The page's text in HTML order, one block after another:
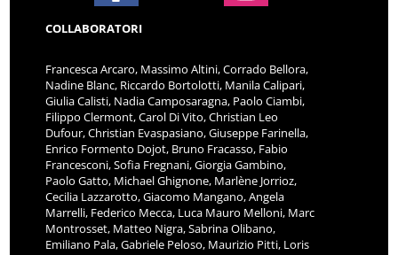
COLLABORATORI
Francesca Arcaro, Massimo Altini, Corrado Bellora,
Nadine Blanc, Riccardo Bortolotti, Manila Calipari,
Giulia Calisti, Nadia Camposaragna, Paolo Ciambi,
Filippo Clermont, Carol Di Vito, Christian Leo
Dufour, Christian Evaspasiano, Giuseppe Farinella,
Enrico Formento Dojot, Bruno Fracasso, Fabio
Francesconi, Sofia Fregnani, Giorgia Gambino,
Paolo Gatto, Michael Ghignone, Marlène Jorrioz,
Cecilia Lazzarotto, Giacomo Mangano, Angela
Marrelli, Federico Mecca, Luca Mauro Melloni, Marc
Montrosset, Matteo Nigra, Sabrina Olibano,
Emiliano Pala, Gabriele Peloso, Maurizio Pitti, Loris